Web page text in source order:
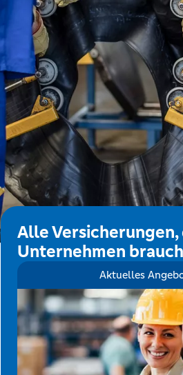
Alle Versicherungen,
Unternehmen
Aktuelles